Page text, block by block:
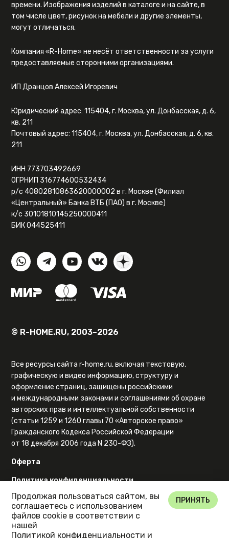
времени. Изображения изделий в каталоге и на сайте, в
том числе цвет, рисунок на мебели и другие элементы,
могут отличаться.
Компания «R-Home» не несёт ответственности за услуги
предоставляемые сторонними организациями.
ИП Дранцов Алексей Игоревич
Юридический адрес: 115404, г. Москва, ул. Донбасская, д. 6,
кв. 211
Почтовый адрес: 115404, г. Москва, ул. Донбасская, д. 6, кв.
211
ИНН 773703492669
ОГРНИП 316774600532434
р/с 40802810863620000002 в г. Москве (Филиал
«Центральный» Банка ВТБ (ПАО) в г. Москве)
к/с 30101810145250000411
БИК 044525411
© R-HOME.RU, 2003–2026
Все ресурсы сайта r-home.ru, включая текстовую,
графическую и видео информацию, структуру и
оформление страниц, защищены российскими
и международными законами и соглашениями об охране
авторских прав и интеллектуальной собственности
(статьи 1259 и 1260 главы 70 «Авторское право»
Гражданского Кодекса Российской Федерации
от 18 декабря 2006 года N 230-ФЗ).
Оферта
Политика конфиденциальности
Карта сайта
Продолжая пользоваться сайтом, вы
соглашаетесь с использованием
файлов cookie в соответствии с
нашей
Политикой конфиденциальности и
ПРИНЯТЬ